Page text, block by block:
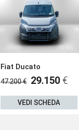
Fiat Ducato
47.200 € 29.150 €
VEDI SCHEDA